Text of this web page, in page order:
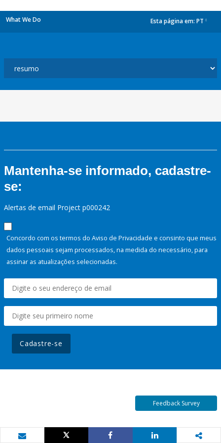
What We Do Esta página em: PT
Mantenha-se informado, cadastre-
se:
Alertas de email Project p000242
Concordo com os termos do Aviso de Privacidade e consinto que meus
dados pessoais sejam processados, na medida do necessário, para
assinar as atualizações selecionadas.
Cadastre-se
Feedback Survey